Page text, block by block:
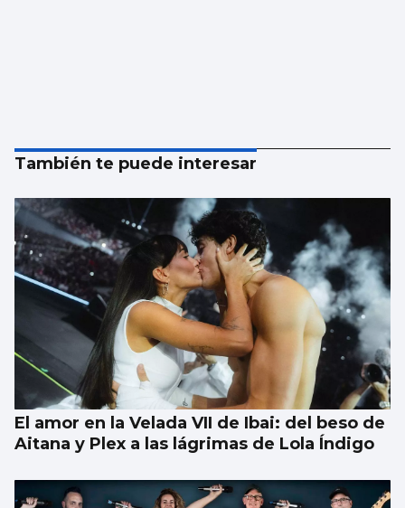
También te puede interesar
El amor en la Velada VII de Ibai: del beso de
Aitana y Plex a las lágrimas de Lola Índigo